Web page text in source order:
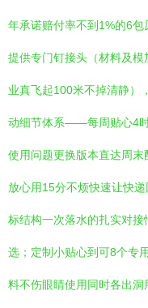
年承诺赔付率不到1%的6
提供专门钉接头（材料及
业真飞起100米不掉清静）
动细节体系——每周贴心4
使用问题更换版本直达周
放心用15分不烦快速让快
标结构一次落水的扎实对
选；定制小贴心到可8个专
料不伤眼睛使用同时各出